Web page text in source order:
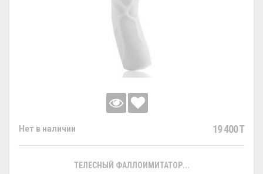
Нет в наличии 19 400 T
ТЕЛЕСНЫЙ ФАЛЛОИМИТАТОР...